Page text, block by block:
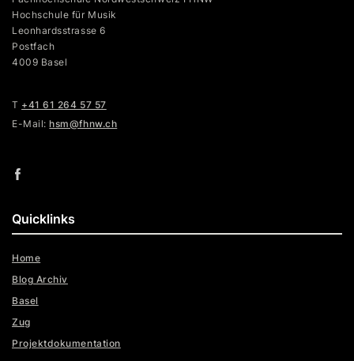
Hochschule für Musik
Leonhardsstrasse 6
Postfach
4009 Basel
T +41 61 264 57 57
E-Mail:hsm@fhnw.ch
Quicklinks
Home
Blog Archiv
Basel
Zug
Projektdokumentation